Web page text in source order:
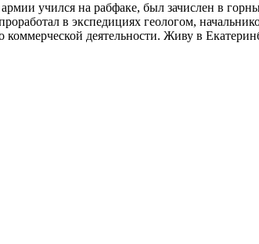
учился на рабфаке, был зачислен в
в экспедициях геологом,
деятельности. Живу в